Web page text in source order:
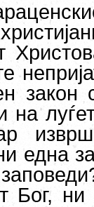
закон
на
една
Бог,